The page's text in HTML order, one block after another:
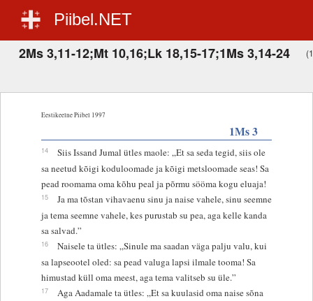
Piibel.NET
2Ms 3,11-12;Mt 10,16;Lk 18,15-17;1Ms 3,14-24
Eestikeelne Piibel 1997
1Ms 3
14
Siis Issand Jumal ütles maole: „Et sa seda tegid, siis ole
sa neetud kõigi koduloomade ja kõigi metsloomade seas! Sa
pead roomama oma kõhu peal ja põrmu sööma kogu eluaja!
15
Ja ma tõstan vihavaenu sinu ja naise vahele, sinu seemne
ja tema seemne vahele, kes purustab su pea, aga kelle kanda
sa salvad.”
16
Naisele ta ütles: „Sinule ma saadan väga palju valu, kui
sa lapseootel oled: sa pead valuga lapsi ilmale tooma! Sa
himustad küll oma meest, aga tema valitseb su üle.”
17
Aga Aadamale ta ütles: „Et sa kuulasid oma naise sõna